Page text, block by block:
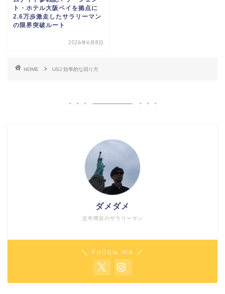
ト・ホテル大阪ベイを拠点に
2.6万歩激走したサラリーマン
の限界突破ルート
2026年6月8日
HOME USJ 効率的な回り方
定年間近のサラリーマン
ダメダメ
＼ Follow me ／